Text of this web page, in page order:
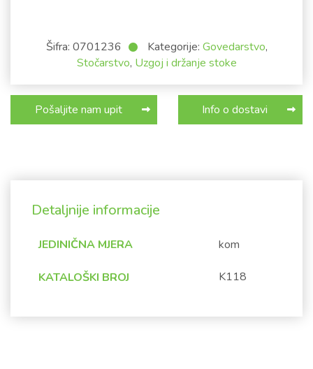
Šifra: 0701236 Kategorije: Govedarstvo,
Stočarstvo, Uzgoj i držanje stoke
Pošaljite nam upit Info o dostavi
Detaljnije informacije
JEDINIČNA MJERA kom
KATALOŠKI BROJ K118